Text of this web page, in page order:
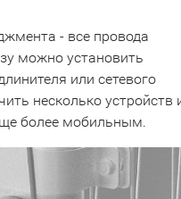
- все провода
можно установить
или сетевого
несколько устройств
более мобильным.